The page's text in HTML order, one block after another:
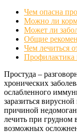
Чем опасна
Можно ли
Может ли
Общие
Чем лечиться
Профилактика
Простуда –
хронических
ослабленного
заразиться
причиной
лечить при грудном
возможных